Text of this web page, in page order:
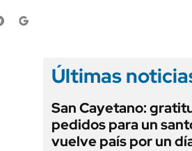
Últimas
San Cayetano:
pedidos para un
vuelve país por un